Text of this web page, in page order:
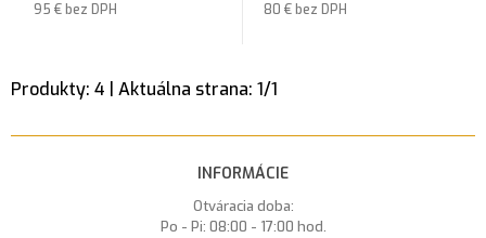
95 € bez DPH
80 € bez DPH
Produkty: 4 | Aktuálna strana: 1/1
INFORMÁCIE
Otváracia doba:
Po - Pi: 08:00 - 17:00 hod.